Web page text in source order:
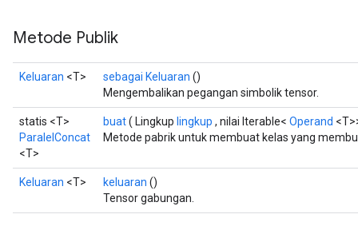
Metode Publik
Keluaran <T> sebagai Keluaran ()
Mengembalikan pegangan simbolik tensor.
statis <T>
ParalelConcat
<T>
buat( Lingkup lingkup , nilai Iterable< Operand
Metode pabrik untuk membuat kelas yang
Keluaran <T> keluaran ()
Tensor gabungan.